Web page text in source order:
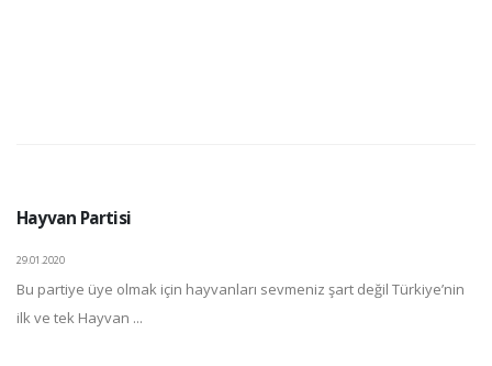
Hayvan Partisi
29.01.2020
Bu partiye üye olmak için hayvanları sevmeniz şart değil Türkiye’nin
ilk ve tek Hayvan ...